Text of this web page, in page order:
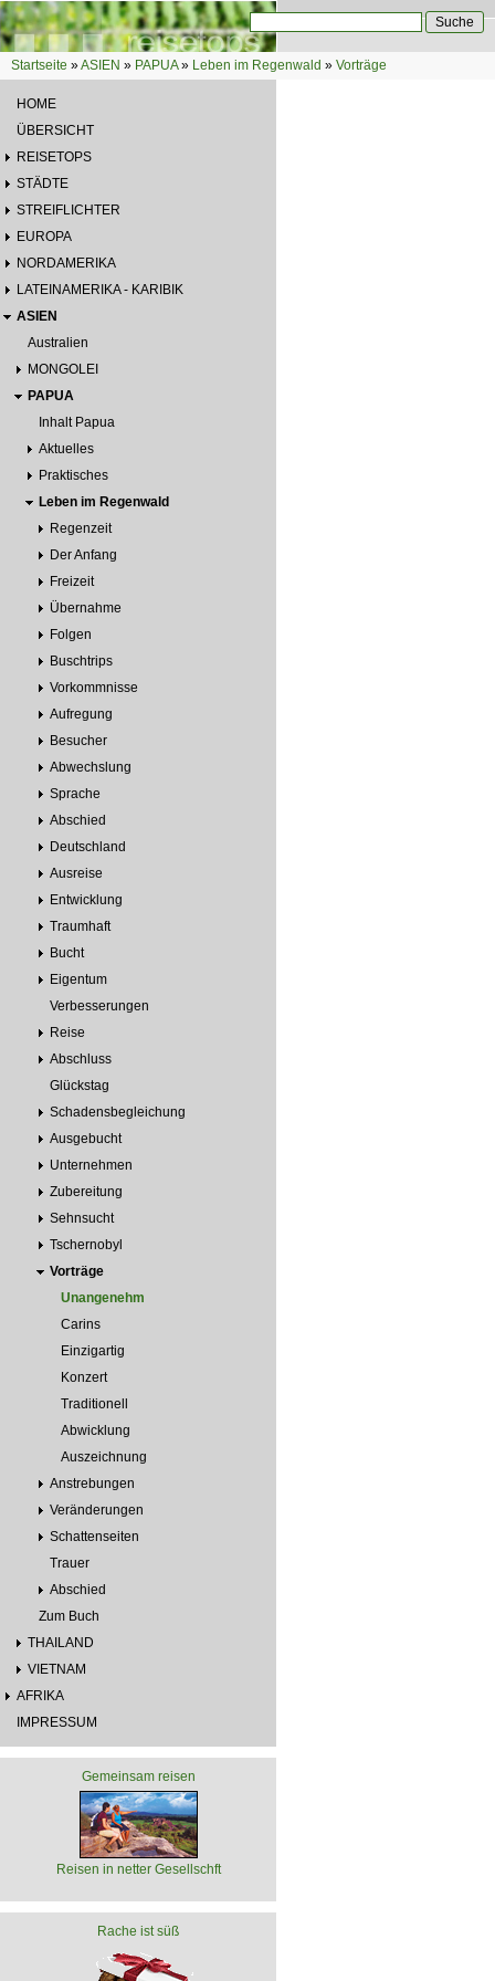
Direkt zum Inhalt
Suchformular
Sie sind hier
Startseite »ASIEN » PAPUA» Leben im Regenwald » Vorträge
HOME
ÜBERSICHT
REISETOPS
STÄDTE
STREIFLICHTER
EUROPA
NORDAMERIKA
LATEINAMERIKA - KARIBIK
ASIEN
Australien
MONGOLEI
PAPUA
Inhalt Papua
Aktuelles
Praktisches
Leben im Regenwald
Regenzeit
Der Anfang
Freizeit
Übernahme
Folgen
Buschtrips
Vorkommnisse
Aufregung
Besucher
Abwechslung
Sprache
Abschied
Deutschland
Ausreise
Entwicklung
Traumhaft
Bucht
Eigentum
Verbesserungen
Reise
Abschluss
Glückstag
Schadensbegleichung
Ausgebucht
Unternehmen
Zubereitung
Sehnsucht
Tschernobyl
Vorträge
Unangenehm
Carins
Einzigartig
Konzert
Traditionell
Abwicklung
Auszeichnung
Anstrebungen
Veränderungen
Schattenseiten
Trauer
Abschied
Zum Buch
THAILAND
VIETNAM
AFRIKA
IMPRESSUM
Gemeinsam reisen
Reisen in netter Gesellschft
Rache ist süß